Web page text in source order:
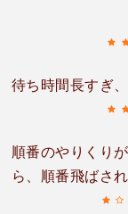
てくださったの
待ち時間長すぎ
順番のやりくり
ら、順番飛ばされ